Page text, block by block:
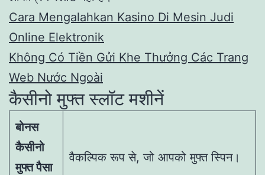
Cara Mengalahkan Kasino Di Mesin Judi
Online Elektronik
Không Có Tiền Gửi Khe Thưởng Các Trang
Web Nước Ngoài
कैसीनो मुफ्त स्लॉट मशीनें
बोनस
कैसीनो
मुफ्त पैसा
वैकल्पिक रूप से, जो आपको मुफ्त स्पिन।